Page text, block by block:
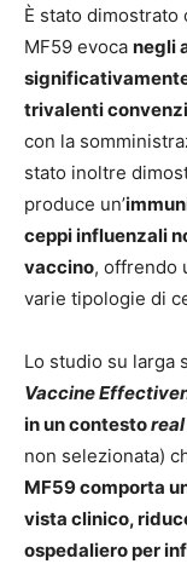
È stato dimostrato
MF59 evoca negli
trivalenti
con la
stato inoltre
produce un’
ceppi influenzali
vaccino, offrendo
varie tipologie di
Lo studio su larga
Vaccine
in un contesto
non selezionata)
MF59 comporta
vista clinico,
ospedaliero per